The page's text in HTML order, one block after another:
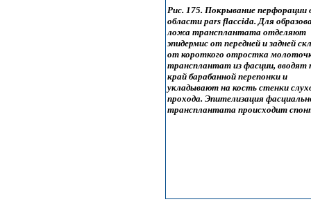
Рис. 175. Покрывание перфорации
области pars flaccida. Для
ложа трансплантата отделяют
эпидермис от передней и задней
от короткого отростка
трансплантат из фасции, вводят
край барабанной перепонки и
укладывают на кость стенки
прохода. Эпителизация
трансплантата происходит